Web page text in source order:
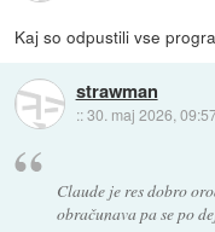
Kaj so odpustili vse
strawman
::30. maj 2026,
Claude je res dobro
obračunava pa se po